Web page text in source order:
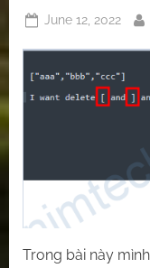
Posted
June 12, 2022
Trong bài này